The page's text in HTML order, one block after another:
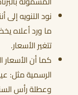
نود التنويه
ما ورد أعلاه
تتغير الأسعار.
كما أن الأسعار
الرسمية مثل:
وعطلة رأس